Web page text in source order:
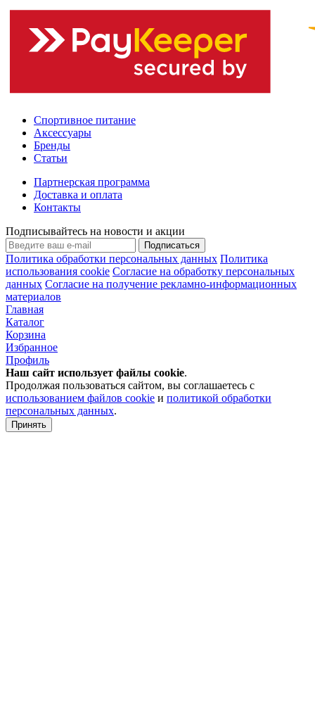
Спортивное питание
Аксессуары
Бренды
Статьи
Партнерская программа
Доставка и оплата
Контакты
Подписывайтесь на новости и акции
Подписаться
Политика обработки персональных данных Политика
использования cookie Согласие на обработку персональных
данных Согласие на получение рекламно-информационных
материалов
Главная
Каталог
Корзина
Избранное
Профиль
Наш сайт использует файлы cookie.
Продолжая пользоваться сайтом, вы соглашаетесь с
использованием файлов cookie и политикой обработки
персональных данных.
Принять